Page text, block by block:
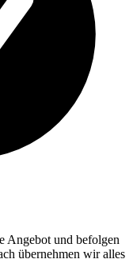
Angebot und befolgen
übernehmen wir alles